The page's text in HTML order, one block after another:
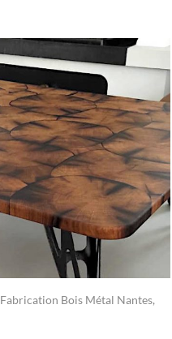
Fabrication Bois Métal Nantes,